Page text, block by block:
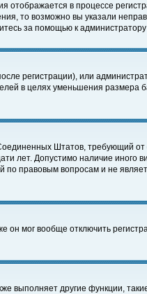
отображается в процессе
то возможно вы указали
за помощью к
регистрации), или
в целях уменьшения размера
Штатов, требующий
лет. Допустимо наличие иного
правовым вопросам и не
он мог вообще отключить
другие функции,